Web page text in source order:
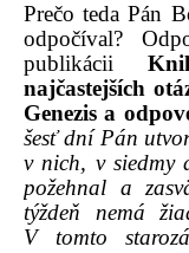
Prečo teda Pán
odpočíval?
publikácii
najčastejších
Genezis a
šesť dní Pán
v nich, v siedmy
požehnal a
týždeň nemá
V tomto